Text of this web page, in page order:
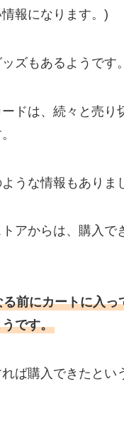
報になります。)
ズもあるようです。
ドは、続々と売り
うな情報もありま
アからは、購入で
前にカートに入っ
です。
ば購入できたとい